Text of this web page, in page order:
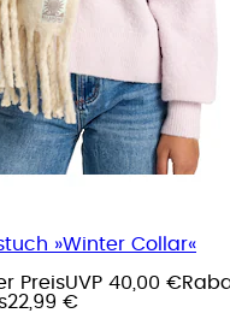
»Winter Collar«
PreisUVP 40,00 €
22,99 €